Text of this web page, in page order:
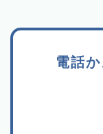
電話